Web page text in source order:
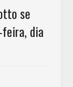
se
dia